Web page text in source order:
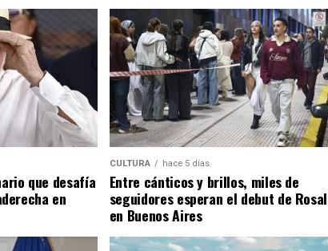
que desafía
en
CULTURA hace 5 días
Entre cánticos y brillos, miles de
seguidores esperan el debut de
en Buenos Aires